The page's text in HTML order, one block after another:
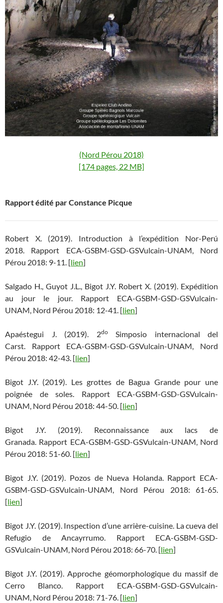
(Nord Pérou 2018)
[174 pages, 22 MB]
Rapport édité par Constance Picque
Robert X. (2019). Introduction à l’expédition Nor-Perú
2018. Rapport ECA-GSBM-GSD-GSVulcain-UNAM, Nord
Pérou 2018: 9-11. [lien]
Salgado H., Guyot J.L., Bigot J.Y. Robert X. (2019). Expédition
au jour le jour. Rapport ECA-GSBM-GSD-GSVulcain-
UNAM, Nord Pérou 2018: 12-41. [lien]
Apaéstegui J. (2019). 2doSimposio internacional del
Carst. Rapport ECA-GSBM-GSD-GSVulcain-UNAM, Nord
Pérou 2018: 42-43. [lien]
Bigot J.Y. (2019). Les grottes de Bagua Grande pour une
poignée de soles. Rapport ECA-GSBM-GSD-GSVulcain-
UNAM, Nord Pérou 2018: 44-50. [lien]
Bigot J.Y. (2019). Reconnaissance aux lacs de
Granada. Rapport ECA-GSBM-GSD-GSVulcain-UNAM, Nord
Pérou 2018: 51-60. [lien]
Bigot J.Y. (2019). Pozos de Nueva Holanda. Rapport ECA-
GSBM-GSD-GSVulcain-UNAM, Nord Pérou 2018: 61-65.
[lien]
Bigot J.Y. (2019). Inspection d’une arrière-cuisine. La cueva del
Refugio de Ancayrrumo. Rapport ECA-GSBM-GSD-
GSVulcain-UNAM, Nord Pérou 2018: 66-70. [lien]
Bigot J.Y. (2019). Approche géomorphologique du massif de
Cerro Blanco. Rapport ECA-GSBM-GSD-GSVulcain-
UNAM, Nord Pérou 2018: 71-76. [lien]